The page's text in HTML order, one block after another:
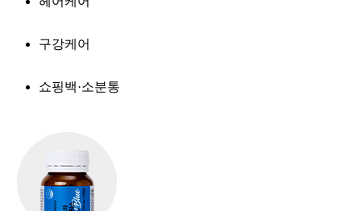
구강케어
쇼핑백·소분통